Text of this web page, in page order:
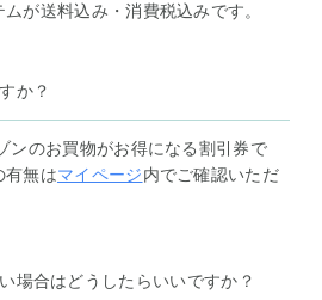
が送料込み・消費税込みです。
か？
ンのお買物がお得になる割引券で
有無はマイページ内でご確認いただ
場合はどうしたらいいですか？